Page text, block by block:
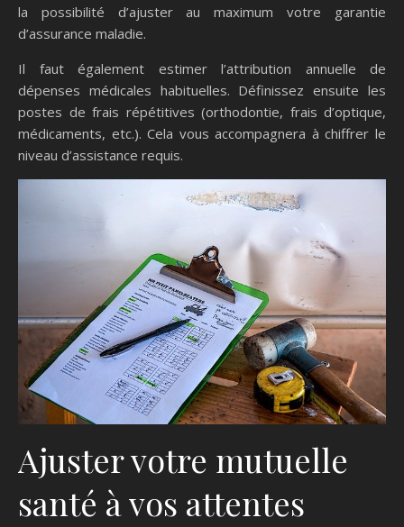
la possibilité d’ajuster au maximum votre garantie
d’assurance maladie.
Il faut également estimer l’attribution annuelle de
dépenses médicales habituelles. Définissez ensuite les
postes de frais répétitives (orthodontie, frais d’optique,
médicaments, etc.). Cela vous accompagnera à chiffrer le
niveau d’assistance requis.
Ajuster votre mutuelle
santé à vos attentes